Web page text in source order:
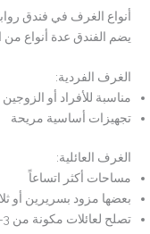
أنواع الغرف في فندق
يضم الفندق عدة أنواع من
الغرف الفردية:
مناسبة للأفراد أو الزوجين
تجهيزات أساسية مريحة
الغرف العائلية:
مساحات أكثر اتساعاً
بعضها مزود بسريرين أو
تصلح لعائلات مكونة من 3-4 أفراد